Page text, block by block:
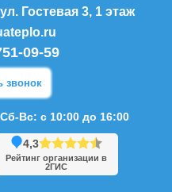
Гостевая 3, 1 этаж
09-59
звонок
Вс: с 10:00 до 16:00
4,3
Рейтинг организации в
2ГИС